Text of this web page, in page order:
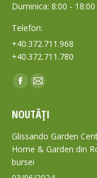
Duminica: 8:00 - 18:00
Telefon:
+40.372.711.968
+40.372.711.780
Find us on:
Facebook
opens
in
new
window
Mail
opens
in
new
NOUTĂȚI
Glissando Garden
Home & Garden din
bursei